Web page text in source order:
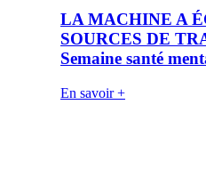
LA MACHINE A
SOURCES DE
Semaine santé
En savoir +